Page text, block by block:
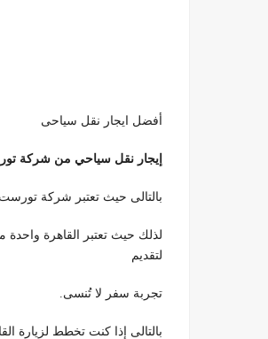
أفضل ايجار نقل سياحى
إيجار نقل سياحي من شركة
بالتالى حيث تعتبر شركة
لذلك حيث تعتبر القاهرة واحدة
لتقديم
تجربة سفر لا تُنسى.
بالتالى إذا كنت تخطط لزيارة